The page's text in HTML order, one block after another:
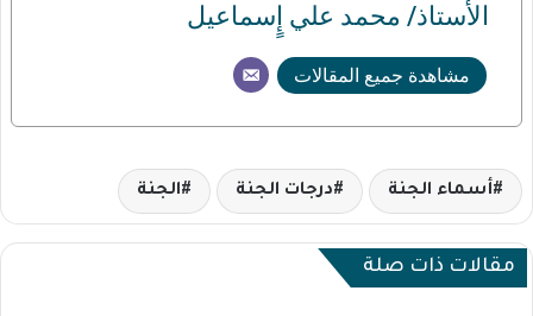
الأستاذ/ محمد علي إٍسماعيل
مشاهدة جميع المقالات
أسماء الجنة درجات الجنة الجنة
مقالات ذات صلة